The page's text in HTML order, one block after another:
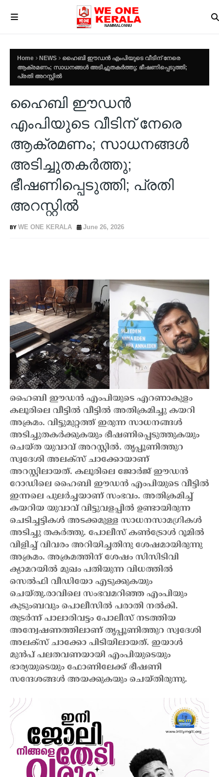
Home NEWS
ഹൈബി ഈഡന്‍ എംപിയുടെ വീടിന് നേരെ
ആക്രമണം; സാധനങ്ങള്‍ അടിച്ചുതകര്‍ത്തു; ഭീഷണിപ്പെടുത്തി;
പ്രതി അറസ്റ്റില്‍
ഹൈബി ഈഡന്‍
എംപിയുടെ വീടിന് നേരെ
ആക്രമണം; സാധനങ്ങള്‍
അടിച്ചുതകര്‍ത്തു;
ഭീഷണിപ്പെടുത്തി; പ്രതി
അറസ്റ്റില്‍
WE ONE KERALA June 26, 2026
ഹൈബി ഈഡന്‍ എംപിയുടെ എറണാകുളം
കലൂരിലെ വീട്ടില്‍ വീട്ടില്‍ അതിക്രമിച്ചു കയറി
അക്രമം. വിട്ടുമുറ്റത്ത് ഇരുന്ന സാധനങ്ങള്‍
അടിച്ചുതകര്‍ക്കുകയും ഭീഷണിപ്പെടുത്തുകയും
ചെയ്ത യുവാവ് അറസ്റ്റില്‍. തൃപ്പൂണിത്തുറ
സ്വദേശി അലക്‌സ് ചാക്കോയാണ്
അറസ്റ്റിലായത്. കലൂരിലെ ജോര്‍ജ് ഈഡന്‍
റോഡിലെ ഹൈബി ഈഡന്‍ എംപിയുടെ വീട്ടില്‍
ഇന്നലെ പുലര്‍ച്ചയാണ് സംഭവം. അതിക്രമിച്ച്
കയറിയ യുവാവ് വിട്ടുവളപ്പില്‍ ഉണ്ടായിരുന്ന
ചെടിച്ചട്ടികള്‍ അടക്കമുള്ള സാധനസാമഗ്രികള്‍
അടിച്ചു തകര്‍ത്തു. പോലീസ് കണ്‍ട്രോള്‍ റൂമില്‍
വിളിച്ച് വിവരം അറിയിച്ചതിനു ശേഷമായിരുന്നു
അക്രമം. അക്രമത്തിന് ശേഷം സിസിടിവി
ക്യാമറയില്‍ മുഖം പതിയുന്ന വിധത്തില്‍
സെല്‍ഫി വീഡിയോ എടുക്കുകയും
ചെയ്തു.രാവിലെ സംഭവമറിഞ്ഞ എംപിയും
കുടുംബവും പൊലീസില്‍ പരാതി നല്‍കി.
തുടര്‍ന്ന് പാലാരിവട്ടം പോലീസ് നടത്തിയ
അന്വേഷണത്തിലാണ് തൃപ്പൂണിത്തുറ സ്വദേശി
അലക്‌സ് ചാക്കോ പിടിയിലായത്. ഇയാള്‍
മുന്‍പ് പലതവണയായി എംപിയുടെയും
ഭാര്യയുടെയും ഫോണിലേക്ക് ഭീഷണി
സന്ദേശങ്ങള്‍ അയക്കുകയും ചെയ്തിരുന്നു.